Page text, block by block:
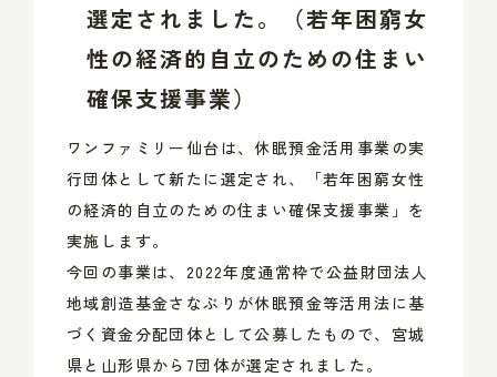
選定されました。（若年困窮女
性の経済的自立のための住まい
確保支援事業）
ワンファミリー仙台は、休眠預金活用事業の実
行団体として新たに選定され、「若年困窮女性
の経済的自立のための住まい確保支援事業」を
実施します。
今回の事業は、2022年度通常枠で公益財団法人
地域創造基金さなぶり が休眠預金等活用法に基
づく資金分配団体として公募したもので、宮城
県と山形県から7団体が選定されました。